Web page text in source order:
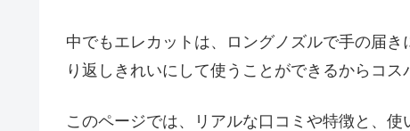
中でもエレカットは、ロングノズルで手の届
り返しきれいにして使うことができるからコス
このページでは、リアルな口コミや特徴と、